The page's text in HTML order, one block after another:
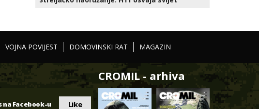
VOJNA POVIJEST DOMOVINSKI RAT MAGAZIN
na Facebook-u Like
CROMIL - arhiva